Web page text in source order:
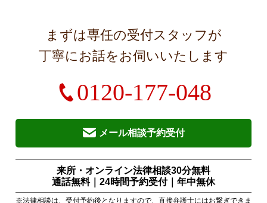
まずは専任の受付スタッフが
丁寧にお話をお伺いいたします
0120-177-048
メール相談予約受付
来所・オンライン法律相談30分無料
通話無料｜24時間予約受付｜ 年中無休
※法律相談は、受付予約後となりますので、直接弁護士にはお繋ぎできま